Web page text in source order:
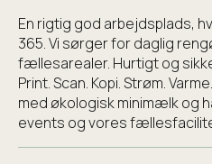
En rigtig god arbejdsplads,
365. Vi sørger for daglig
fællesarealer. Hurtigt og
Print. Scan. Kopi. Strøm.
med økologisk minimælk og
events og vores